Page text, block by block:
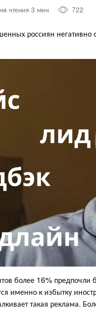
чтения 3 мин 722
россиян негативно
более 16%
именно к избытку
такая реклама.